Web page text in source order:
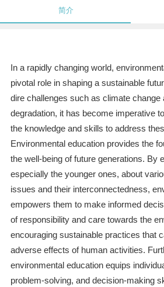
简介
In a rapidly changing world,
pivotal role in shaping a sustainable
dire challenges such as climate change
degradation, it has become imperative
the knowledge and skills to address
Environmental education provides the
the well-being of future generations. By
especially the younger ones, about
issues and their interconnectedness,
empowers them to make informed
of responsibility and care towards the
encouraging sustainable practices that
adverse effects of human activities.
environmental education equips
problem-solving, and decision-making